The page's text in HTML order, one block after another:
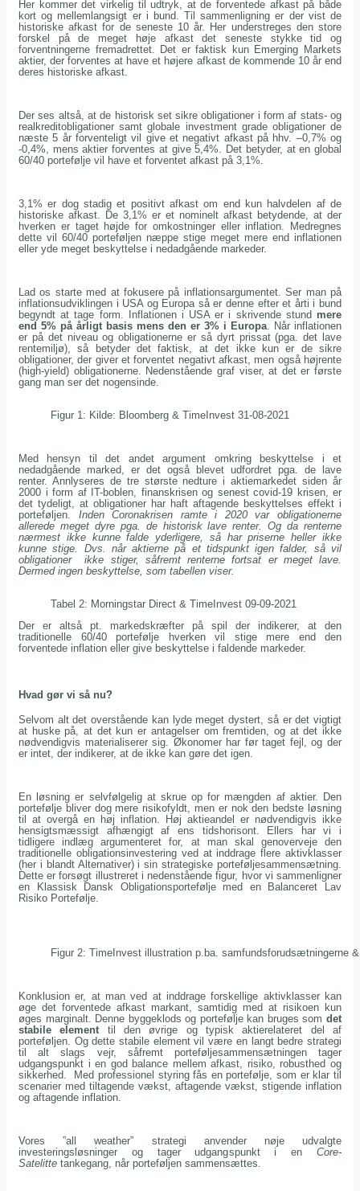
Her kommer det virkelig til udtryk, at de forventede afkast på både
kort og mellemlangsigt er i bund. Til sammenligning er der vist de
historiske afkast for de seneste 10 år. Her understreges den store
forskel på de meget høje afkast det seneste stykke tid og
forventningerne fremadrettet. Det er faktisk kun Emerging Markets
aktier, der forventes at have et højere afkast de kommende 10 år end
deres historiske afkast.
Der ses altså, at de historisk set sikre obligationer i form af stats- og
realkreditobligationer samt globale investment grade obligationer de
næste 5 år forventeligt vil give et negativt afkast på hhv. –0,7% og
-0,4%, mens aktier forventes at give 5,4%. Det betyder, at en global
60/40 portefølje vil have et forventet afkast på 3,1%.
3,1% er dog stadig et positivt afkast om end kun halvdelen af de
historiske afkast. De 3,1% er et nominelt afkast betydende, at der
hverken er taget højde for omkostninger eller inflation. Medregnes
dette vil 60/40 porteføljen næppe stige meget mere end inflationen
eller yde meget beskyttelse i nedadgående markeder.
Lad os starte med at fokusere på inflationsargumentet. Ser man på
inflationsudviklingen i USA og Europa så er denne efter et årti i bund
begyndt at tage form. Inflationen i USA er i skrivende stund mere
end 5% på årligt basis mens den er 3% i Europa . Når inflationen
er på det niveau og obligationerne er så dyrt prissat (pga. det lave
rentemiljø), så betyder det faktisk, at det ikke kun er de sikre
obligationer, der giver et forventet negativt afkast, men også højrente
(high-yield) obligationerne. Nedenstående graf viser, at det er første
gang man ser det nogensinde.
Figur 1: Kilde: Bloomberg & TimeInvest 31-08-2021
Med hensyn til det andet argument omkring beskyttelse i et
nedadgående marked, er det også blevet udfordret pga. de lave
renter. Annlyseres de tre største nedture i aktiemarkedet siden år
2000 i form af IT-boblen, finanskrisen og senest covid-19 krisen, er
det tydeligt, at obligationer har haft aftagende beskyttelses effekt i
porteføljen. Inden Coronakrisen ramte i 2020 var obligationerne
allerede meget dyre pga. de historisk lave renter. Og da renterne
nærmest ikke kunne falde yderligere, så har priserne heller ikke
kunne stige. Dvs. når aktierne på et tidspunkt igen falder, så vil
obligationer ikke stiger, såfremt renterne fortsat er meget lave.
Dermed ingen beskyttelse, som tabellen viser.
Tabel 2: Morningstar Direct & TimeInvest 09-09-2021
Der er altså pt. markedskræfter på spil der indikerer, at den
traditionelle 60/40 portefølje hverken vil stige mere end den
forventede inflation eller give beskyttelse i faldende markeder.
Hvad gør vi så nu?
Selvom alt det overstående kan lyde meget dystert, så er det vigtigt
at huske på, at det kun er antagelser om fremtiden, og at det ikke
nødvendigvis materialiserer sig. Økonomer har før taget fejl, og der
er intet, der indikerer, at de ikke kan gøre det igen.
En løsning er selvfølgelig at skrue op for mængden af aktier. Den
portefølje bliver dog mere risikofyldt, men er nok den bedste løsning
til at overgå en høj inflation. Høj aktieandel er nødvendigvis ikke
hensigtsmæssigt afhængigt af ens tidshorisont. Ellers har vi i
tidligere indlæg argumenteret for, at man skal genoverveje den
traditionelle obligationsinvestering ved at inddrage flere aktivklasser
(her i blandt Alternativer) i sin strategiske porteføljesammensætning.
Dette er forsøgt illustreret i nedenstående figur, hvor vi sammenligner
en Klassisk Dansk Obligationsportefølje med en Balanceret Lav
Risiko Portefølje.
Figur 2: TimeInvest illustration p.ba. samfundsforudsætningerne
Konklusion er, at man ved at inddrage forskellige aktivklasser kan
øge det forventede afkast markant, samtidig med at risikoen kun
øges marginalt. Denne byggeklods og portefølje kan bruges som det
stabile elementtil den øvrige og typisk aktierelateret del af
porteføljen. Og dette stabile element vil være en langt bedre strategi
til alt slags vejr, såfremt porteføljesammensætningen tager
udgangspunkt i en god balance mellem afkast, risiko, robusthed og
sikkerhed. Med professionel styring fås en portefølje, som er klar til
scenarier med tiltagende vækst, aftagende vækst, stigende inflation
og aftagende inflation.
Vores ”all weather” strategi anvender nøje udvalgte
investeringsløsninger og tager udgangspunkt i en Core-
Satelitte tankegang, når porteføljen sammensættes.